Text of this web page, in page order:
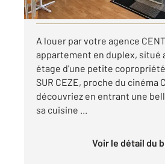
Visiter le site dédié
A louer par votre agence
appartement en duplex, situé
étage d'une petite copropriété
SUR CEZE, proche du cinéma
découvriez en entrant une
sa cuisine ...
Voir le détail du